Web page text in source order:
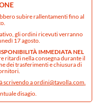
subire rallentamenti fino al
gli ordini ricevuti verranno
17 agosto.
IMMEDIATA NEL
ritardi nella consegna durante il
dei trasferimenti e chiusura di
scrivendo aordini@tavolla.com.
disagio.